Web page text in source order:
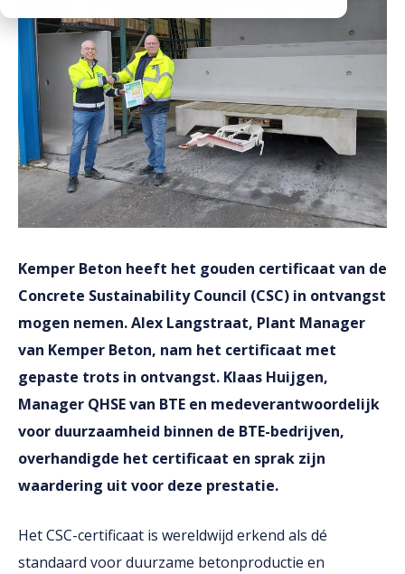
Downloads
Werken bij
Kemper Beton heeft het gouden certificaat van de
Concrete Sustainability Council (CSC) in ontvangst
mogen nemen. Alex Langstraat, Plant Manager
van Kemper Beton, nam het certificaat met
gepaste trots in ontvangst. Klaas Huijgen,
Manager QHSE van BTE en medeverantwoordelijk
voor duurzaamheid binnen de BTE-bedrijven,
overhandigde het certificaat en sprak zijn
waardering uit voor deze prestatie.
Het CSC-certificaat is wereldwijd erkend als dé
standaard voor duurzame betonproductie en